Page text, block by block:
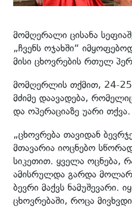
მომღერალი ცისანა
„ჩვენს ოჯახში“
მისი ცხოვრების რთულ
მომღერლის თქმით, 24-25
მძიმე დაავადება,
და ოპერაციაზე უარი თქვა.
„ცხოვრება თავიდან
მთავარია იოცნებო
სიკეთით. ყველა ოცნება,
ამისრულდა გარდა
ბევრი მაქვს ნამუშევარი.
ცხოვრებაში, როცა